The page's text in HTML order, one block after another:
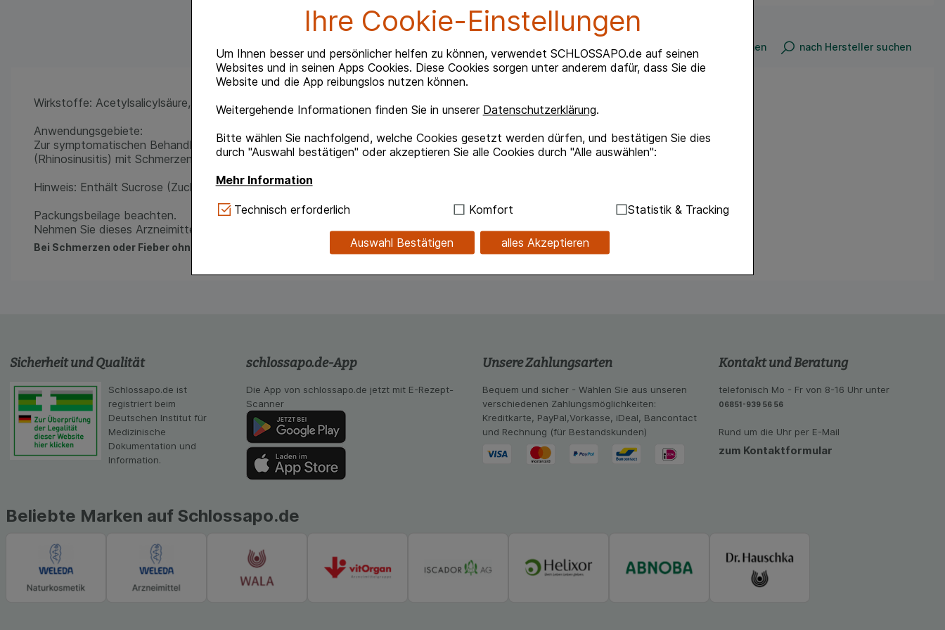
Ihre Cookie-Einstellungen
Um Ihnen besser und persönlicher helfen zu können, verwendet SCHLOSSAPO.de auf seinen
Websites und in seinen Apps Cookies. Diese Cookies sorgen unter anderem dafür, dass Sie die
Website und die App reibungslos nutzen können.
Weitergehende Informationen finden Sie in unserer Datenschutzerklärung.
Bitte wählen Sie nachfolgend, welche Cookies gesetzt werden dürfen, und bestätigen Sie dies
durch "Auswahl bestätigen" oder akzeptieren Sie alle Cookies durch "Alle auswählen":
Mehr Information
Technisch Notwendig:Hierbei handelt es sich um Cookies, die für die Grundfunktionen unserer
verzichtet werden kann.
gestalten, beispielsweise für die Wiedererkennung des Besuchers oder unsere Seite an bevorzugte
Inhalt auf unserer Website aber auch die Werbung auf Drittseiten möglichst relevant für Sie zu
Medien übertragen werden.
Technisch erforderlich Komfort Statistik & Tracking
Auswahl Bestätigen alles Akzeptieren
Beipackzettel herunterladen nach Produkt suchen nach Hersteller suchen
Wirkstoffe: Acetylsalicylsäure, Pseudoephedrinhydrochlorid
Anwendungsgebiete:
Zur symptomatischen Behandlung von Schleimhautschwellung der Nase und Nebenhöhlen bei Schnupfen
(Rhinosinusitis) mit Schmerzen und Fieber im Rahmen einer Erkältung bzw. eines grippalen Infektes.
Hinweis: Enthält Sucrose (Zucker) und Benzylalkohol.
Packungsbeilage beachten.
Nehmen Sie dieses Arzneimittel ohne ärztlichen Rat nicht länger als 3 Tage ein.
Bei Schmerzen oder Fieber ohne ärztlichen Rat nicht länger anwenden als in der Packungsbeilage vorgegeben!
Sicherheit und Qualität
Schlossapo.de ist
registriert beim
Deutschen Institut für
Medizinische
Dokumentation und
Information.
schlossapo.de-App
Die App von schlossapo.de jetzt mit E-Rezept-
Scanner
Unsere Zahlungsarten
Bequem und sicher - Wählen Sie aus unseren
verschiedenen Zahlungsmöglichkeiten:
Kreditkarte, PayPal,Vorkasse, iDeal, Bancontact
und Rechnung (für Bestandskunden)
Kontakt und Beratung
telefonisch Mo - Fr von 8-16 Uhr unter
06851-939 56 56
Rund um die Uhr per E-Mail
zum Kontaktformular
Beliebte Marken auf Schlossapo.de